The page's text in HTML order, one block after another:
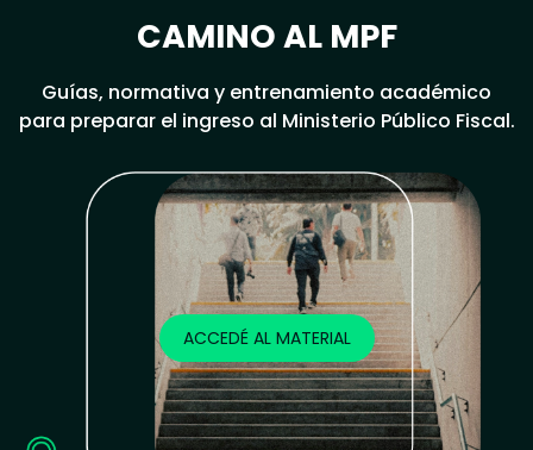
CAMINO AL MPF
Guías, normativa y entrenamiento académico
para preparar el ingreso al Ministerio Público Fiscal.
ACCEDÉ AL MATERIAL